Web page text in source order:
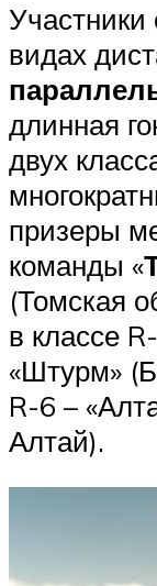
видах
длинная
двух
призеры
команды «
(Томская
в классе
«Штурм»
R-6 –
Алтай).